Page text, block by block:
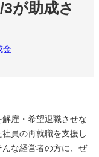
が助成さ
金
解雇・希望退職させな
員の再就職を支援し
な経営者の方に、ぜ